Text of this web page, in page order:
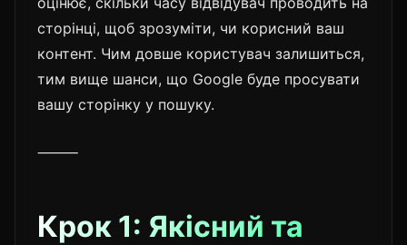
сторінці, щоб зрозуміти, чи корисний ваш
контент. Чим довше користувач залишиться,
тим вище шанси, що Google буде просувати
вашу сторінку у пошуку.
⸻
Крок 1: Якісний та